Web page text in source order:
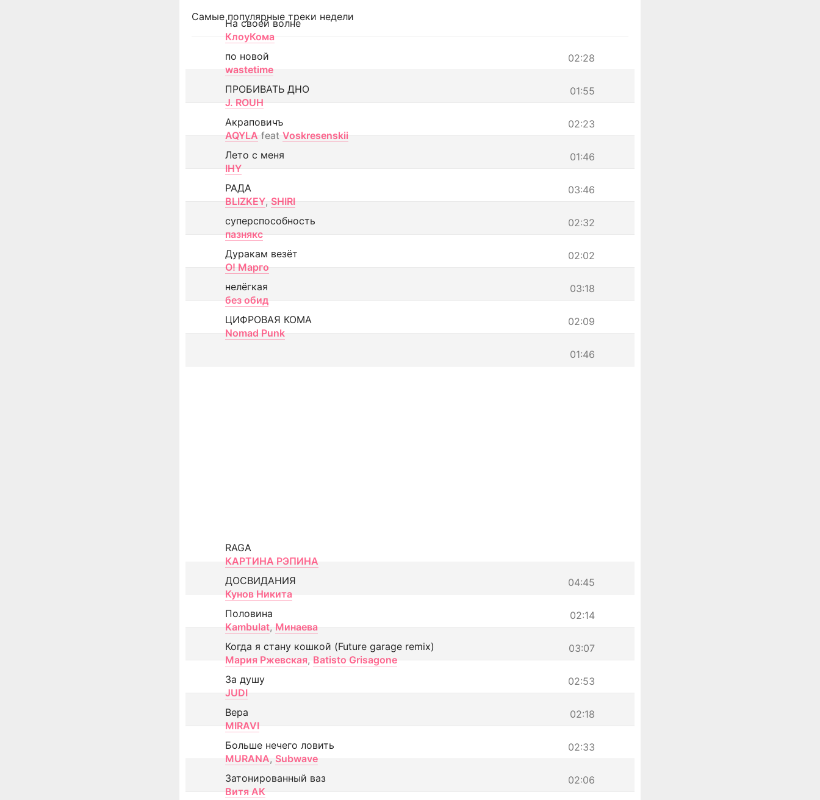
Самые популярные треки недели
На своей волне
КлоуКома
02:28
по новой
wastetime
01:55
ПРОБИВАТЬ ДНО
J. ROUH
02:23
Акраповичъ
AQYLA feat Voskresenskii
01:46
Лето с меня
IHY
03:46
РАДА
BLIZKEY, SHIRI
02:32
суперспособность
пазнякс
02:02
Дуракам везёт
О! Марго
03:18
нелёгкая
без обид
02:09
ЦИФРОВАЯ КОМА
Nomad Punk
01:46
RAGA
КАРТИНА РЭПИНА
04:45
ДОСВИДАНИЯ
Кунов Никита
02:14
Половина
Kambulat, Минаева
03:07
Когда я стану кошкой (Future garage remix)
Мария Ржевская, Batisto Grisagone
02:53
За душу
JUDI
02:18
Вера
MIRAVI
02:33
Больше нечего ловить
MURANA, Subwave
02:06
Затонированный ваз
Витя АК